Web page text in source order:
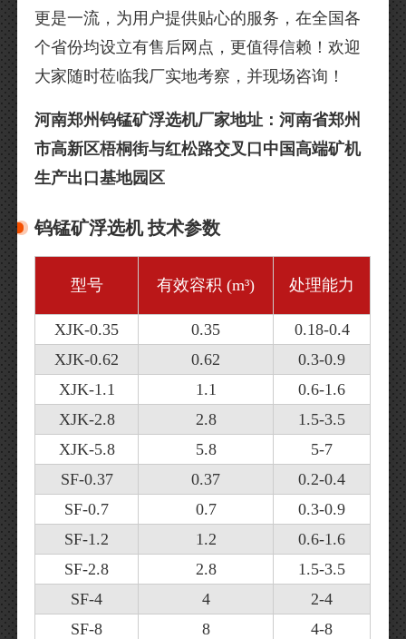
更是一流，为用户提供贴心的服务，在全国各
个省份均设立有售后网点，更值得信赖！欢迎
大家随时莅临我厂实地考察，并现场咨询！
河南郑州钨锰矿浮选机厂家地址：河南省郑州
市高新区梧桐街与红松路交叉口中国高端矿机
生产出口基地园区
钨锰矿浮选机 技术参数
型号 有效容积 (m³) 处理能力
XJK-0.35 0.35
0.18-0.4
XJK-0.62
0.62
0.3-0.9
XJK-1.1
1.1
0.6-1.6
XJK-2.8
2.8
1.5-3.5
XJK-5.8
5.8
5-7
SF-0.37
0.37
0.2-0.4
SF-0.7
0.7
0.3-0.9
SF-1.2
1.2
0.6-1.6
SF-2.8
2.8
1.5-3.5
SF-4
4
2-4
SF-8
8 4-8